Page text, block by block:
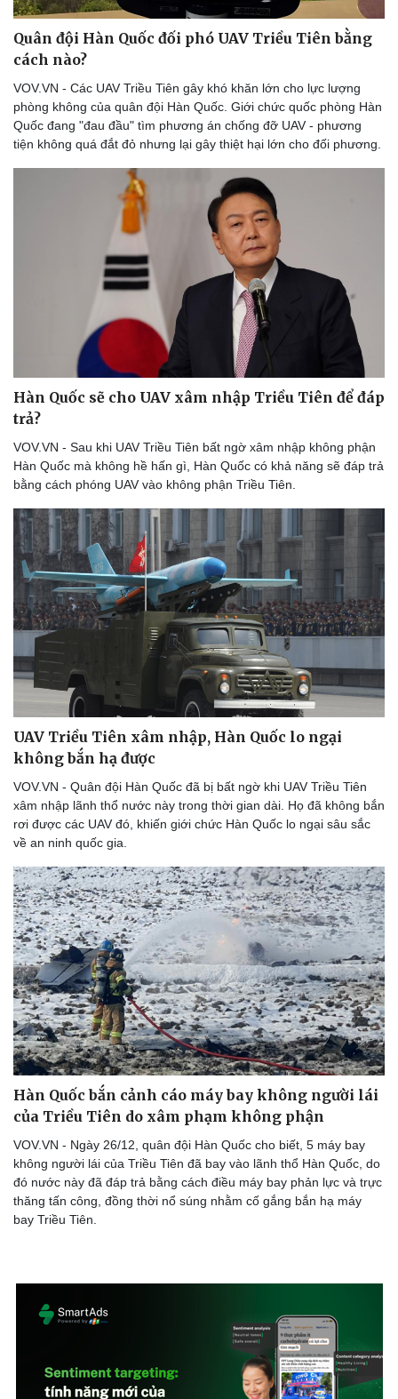
Lịch thi đấu bóng đá
Thế giới thể thao
Ô tô - Xe máy
Ô tô
Xe máy
Tư vấn
Quân đội Hàn Quốc đối phó UAV Triều Tiên bằng
cách nào?
VOV.VN - Các UAV Triều Tiên gây khó khăn lớn cho lực lượng
phòng không của quân đội Hàn Quốc. Giới chức quốc phòng Hàn
Quốc đang "đau đầu" tìm phương án chống đỡ UAV - phương
tiện không quá đắt đỏ nhưng lại gây thiệt hại lớn cho đối phương.
Hàn Quốc sẽ cho UAV xâm nhập Triều Tiên để đáp
trả?
VOV.VN - Sau khi UAV Triều Tiên bất ngờ xâm nhập không phận
Hàn Quốc mà không hề hấn gì, Hàn Quốc có khả năng sẽ đáp trả
bằng cách phóng UAV vào không phận Triều Tiên.
UAV Triều Tiên xâm nhập, Hàn Quốc lo ngại
không bắn hạ được
VOV.VN - Quân đội Hàn Quốc đã bị bất ngờ khi UAV Triều Tiên
xâm nhập lãnh thổ nước này trong thời gian dài. Họ đã không bắn
rơi được các UAV đó, khiến giới chức Hàn Quốc lo ngại sâu sắc
về an ninh quốc gia.
Hàn Quốc bắn cảnh cáo máy bay không người lái
của Triều Tiên do xâm phạm không phận
VOV.VN - Ngày 26/12, quân đội Hàn Quốc cho biết, 5 máy bay
không người lái của Triều Tiên đã bay vào lãnh thổ Hàn Quốc, do
đó nước này đã đáp trả bằng cách điều máy bay phản lực và trực
thăng tấn công, đồng thời nổ súng nhằm cố gắng bắn hạ máy
bay Triều Tiên.